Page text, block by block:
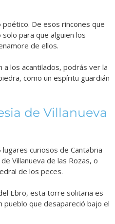
De esos rincones que
para que alguien los
de ellos.
a los acantilados, podrás ver la
como un espíritu guardián
de Villanueva
curiosos de Cantabria
Villanueva de las Rozas, o
de los peces.
Ebro, esta torre solitaria es
pueblo que desapareció bajo el